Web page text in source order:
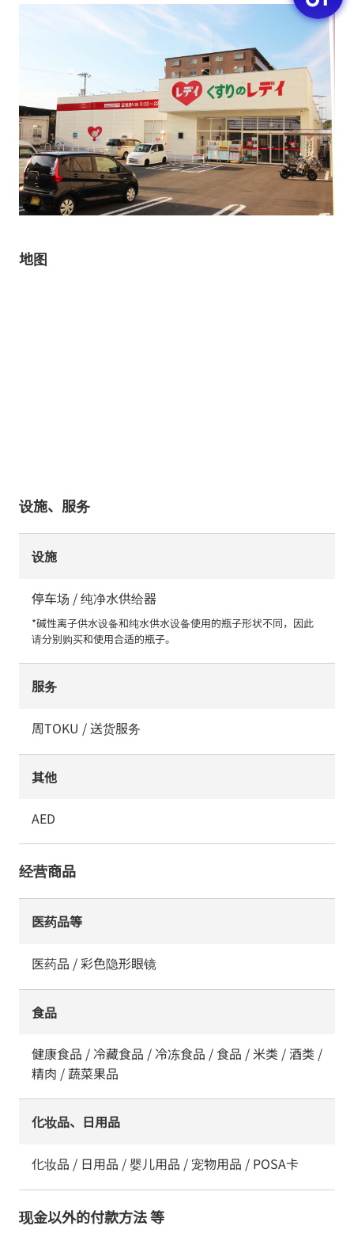
地图
设施、服务
设施
停车场 / 纯净水供给器
*碱性离子供水设备和纯水供水设备使用的瓶子形状不同，因此
请分别购买和使用合适的瓶子。
服务
周TOKU / 送货服务
其他
AED
经营商品
医药品等
医药品 / 彩色隐形眼镜
食品
健康食品 / 冷藏食品 / 冷冻食品 / 食品 / 米类 / 酒类 /
精肉 / 蔬菜果品
化妆品、日用品
化妆品 / 日用品 / 婴儿用品 / 宠物用品 / POSA卡
现金以外的付款方法 等